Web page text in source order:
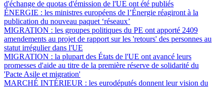
d'échange de quotas d'émission de l'UE ont été publiés
ÉNERGIE : les ministres européens de l’Énergie réagiront à la
publication du nouveau paquet ‘réseaux’
MIGRATION : les groupes politiques du PE ont apporté 2409
amendements au projet de rapport sur les 'retours' des personnes au
statut irrégulier dans l'UE
MIGRATION : la plupart des États de l'UE ont avancé leurs
promesses d'aide au titre de la première réserve de solidarité du
'Pacte Asile et migration'
MARCHÉ INTÉRIEUR : les eurodéputés donnent leur vision du